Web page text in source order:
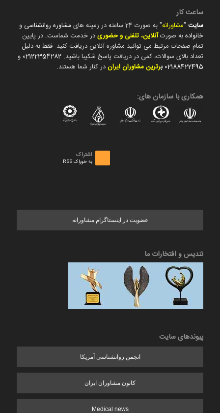
ساعت کار
سایت"مشاورانه" به صورت 24 ساعته در زمینه های مشاوره روانشناسی و
خانوادهبه صورتآنلاین، تلفنی و حضوریدر خدمت شماست. در پایین
تمام صفحات مرتبط می توانید مشاوره آنلاین دریافت کنید. فقط به دلیل
تعداد بالای سوالات، کمی در دریافت پاسخ شکیبا باشید. 02122354282 و
02188422495 برترین مشاوران ایراندر کنار شما هستند.
همکاری با سازمان های:
اشتراک
به خوراک RSS
عضویت در اینستاگرام مشاورانه
تندیس و افتخارات ما
پیوندهای سایت
انجمن روانشناسی آمریکا
کانون مشاوران ایران
Medical news